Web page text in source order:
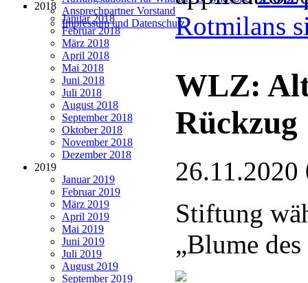
Ansprechpartner Vorstand
Impressum und Datenschutz
2018
Januar 2018
Februar 2018
März 2018
April 2018
Mai 2018
Juni 2018
Juli 2018
August 2018
September 2018
Oktober 2018
November 2018
Dezember 2018
2019
Januar 2019
Februar 2019
März 2019
April 2019
Mai 2019
Juni 2019
Juli 2019
August 2019
September 2019
Rotmilans
WLZ:
Rückzug
26.11.2020
Stiftung
„Blume